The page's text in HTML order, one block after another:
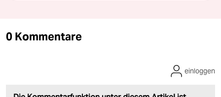
0 Kommentare
einloggen